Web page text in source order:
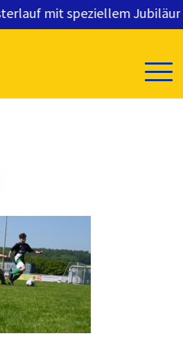
mit speziellem